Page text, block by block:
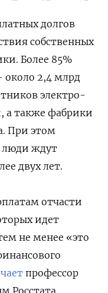
долгов
собственных
Более 85%
2,4 млрд
электро-
а также фабрики
При этом
люди ждут
двух лет.
отчасти
идет
не менее «это
профессор
Росстата,